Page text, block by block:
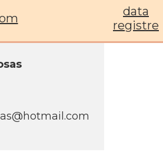
data
registre